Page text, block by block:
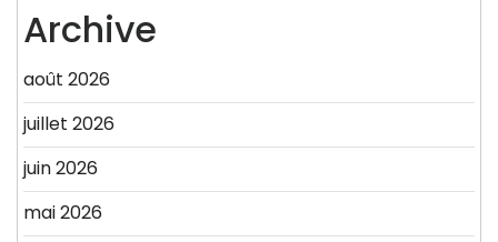
Archive
août 2026
juillet 2026
juin 2026
mai 2026